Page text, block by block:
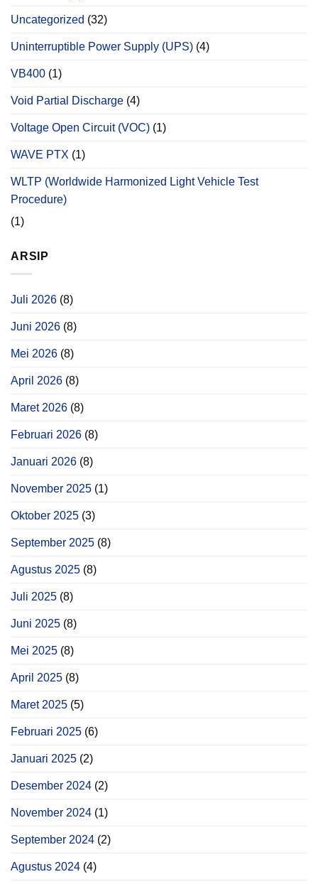
Uncategorized (32)
Uninterruptible Power Supply (UPS) (4)
VB400 (1)
Void Partial Discharge (4)
Voltage Open Circuit (VOC) (1)
WAVE PTX (1)
WLTP (Worldwide Harmonized Light Vehicle Test
Procedure)
(1)
ARSIP
Juli 2026 (8)
Juni 2026 (8)
Mei 2026 (8)
April 2026 (8)
Maret 2026 (8)
Februari 2026 (8)
Januari 2026 (8)
November 2025 (1)
Oktober 2025 (3)
September 2025 (8)
Agustus 2025 (8)
Juli 2025 (8)
Juni 2025 (8)
Mei 2025 (8)
April 2025 (8)
Maret 2025 (5)
Februari 2025 (6)
Januari 2025 (2)
Desember 2024 (2)
November 2024 (1)
September 2024 (2)
Agustus 2024 (4)